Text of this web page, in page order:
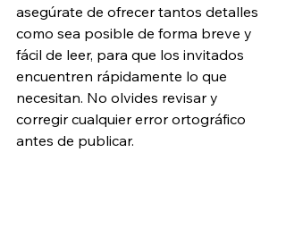
asegúrate de ofrecer tantos detalles
como sea posible de forma breve y
fácil de leer, para que los invitados
encuentren rápidamente lo que
necesitan. No olvides revisar y
corregir cualquier error ortográfico
antes de publicar.